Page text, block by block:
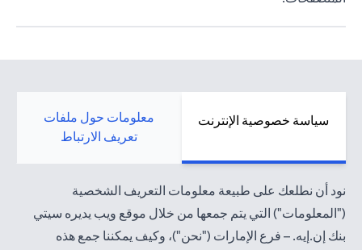
سياسة خصوصية الإنترنت
معلومات حول ملفات
تعريف الارتباط
نود أن نطلعك على طبيعة معلومات التعريف الشخصية
("المعلومات") التي يتم جمعها من خلال موقع ويب يديره سيتي
بنك إن.إيه. – فرع الإمارات ("نحن")، وكيف يمكننا جمع هذه